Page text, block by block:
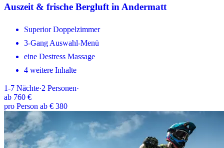
Auszeit & frische Bergluft in Andermatt
Superior Doppelzimmer
3-Gang Auswahl-Menü
eine Destress Massage
4 weitere Inhalte
1-7 Nächte·2 Personen·
ab 760 €
pro Person ab € 380